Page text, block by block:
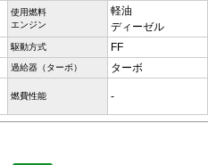
使用燃料
エンジン
軽油
ディーゼル
駆動方式 FF
過給器（ターボ） ターボ
燃費性能 -